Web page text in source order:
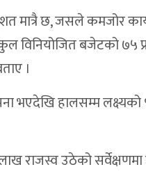
मात्रै छ, जसले कमजोर
विनियोजित बजेटको ७५
।
भएदेखि हालसम्म लक्ष्यको
राजस्व उठेको